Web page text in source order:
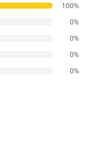
100%
0%
0%
0%
0%